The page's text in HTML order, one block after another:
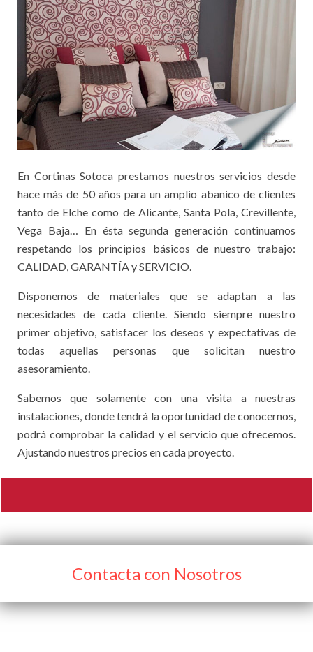
En Cortinas Sotoca prestamos nuestros servicios desde
hace más de 50 años para un amplio abanico de clientes
tanto de Elche como de Alicante, Santa Pola, Crevillente,
Vega Baja… En ésta segunda generación continuamos
respetando los principios básicos de nuestro trabajo:
CALIDAD, GARANTÍA y SERVICIO.
Disponemos de materiales que se adaptan a las
necesidades de cada cliente. Siendo siempre nuestro
primer objetivo, satisfacer los deseos y expectativas de
todas aquellas personas que solicitan nuestro
asesoramiento.
Sabemos que solamente con una visita a nuestras
instalaciones, donde tendrá la oportunidad de conocernos,
podrá comprobar la calidad y el servicio que ofrecemos.
Ajustando nuestros precios en cada proyecto.
Contacta con Nosotros